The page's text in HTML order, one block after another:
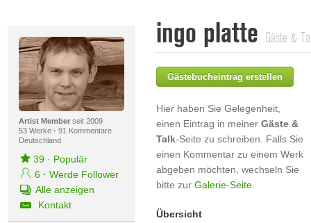
Der letzte Monat im Fokus
Alle Fokus-Werke
Standard-Ansicht
Fokus-Werke
Alle neuen Werke
Artist Memberseit 2009
53 Werke · 91 Kommentare
Deutschland
39· Populär
6 · Werde Follower
Alle anzeigen
Kontakt
ingo platte Gäste &
Gästebucheintrag erstellen
Hier haben Sie Gelegenheit,
einen Eintrag in meiner Gäste &
Talk-Seite zu schreiben. Falls Sie
einen Kommentar zu einem Werk
abgeben möchten, wechseln Sie
bitte zur Galerie-Seite.
Übersicht